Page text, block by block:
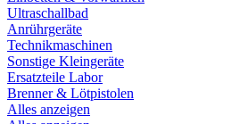
Ultraschallbad
Anrührgeräte
Technikmaschinen
Sonstige Kleingeräte
Ersatzteile Labor
Brenner & Lötpistolen
Alles anzeigen